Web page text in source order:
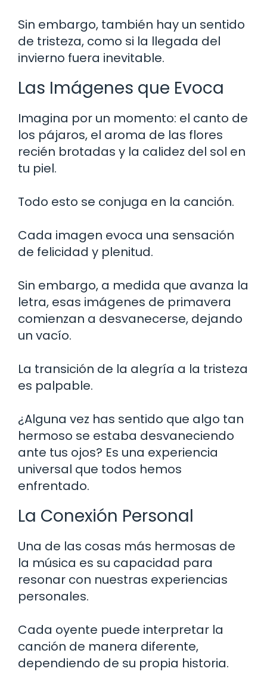
Sin embargo, también hay un sentido
de tristeza, como si la llegada del
invierno fuera inevitable.
Las Imágenes que Evoca
Imagina por un momento: el canto de
los pájaros, el aroma de las flores
recién brotadas y la calidez del sol en
tu piel.
Todo esto se conjuga en la canción.
Cada imagen evoca una sensación
de felicidad y plenitud.
Sin embargo, a medida que avanza la
letra, esas imágenes de primavera
comienzan a desvanecerse, dejando
un vacío.
La transición de la alegría a la tristeza
es palpable.
¿Alguna vez has sentido que algo tan
hermoso se estaba desvaneciendo
ante tus ojos? Es una experiencia
universal que todos hemos
enfrentado.
La Conexión Personal
Una de las cosas más hermosas de
la música es su capacidad para
resonar con nuestras experiencias
personales.
Cada oyente puede interpretar la
canción de manera diferente,
dependiendo de su propia historia.